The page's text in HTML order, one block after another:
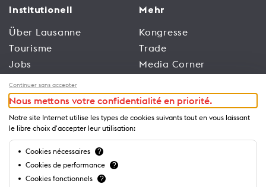
Institutionell
Über Lausanne
Tourisme
Jobs
Nutzungsbedingungen
der Website
Datenschutzrichtlinien
Mehr
Kongresse
Trade
Media Corner
Leitfäden
Business
Continuer sans accepter
Nous mettons votre confidentialité en priorité.
Notre site Internet utilise les types de cookies suivants tout en vous laissant
le libre choix d'accepter leur utilisation:
Cookies nécessaires ?
Cookies de performance ?
Cookies fonctionnels ?